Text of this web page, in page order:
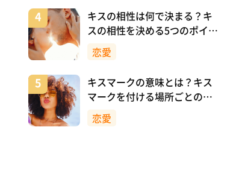
キスの相性は何で決まる？キ
スの相性を決める5つのポイン
ト
恋愛
キスマークの意味とは？キス
マークを付ける場所ごとの意
味を詳しく解説
恋愛